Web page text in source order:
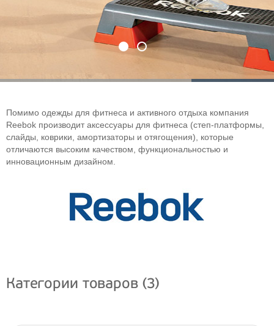
Помимо одежды для фитнеса и активного отдыха компания
Reebok производит аксессуары для фитнеса (степ-платформы,
слайды, коврики, амортизаторы и отягощения), которые
отличаются высоким качеством, функциональностью и
инновационным дизайном.
Категории товаров (3)